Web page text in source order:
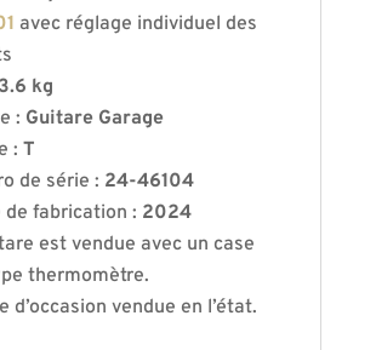
avec réglage individuel des
3.6 kg
: Guitare Garage
: T
de série : 24-46104
de fabrication : 2024
est vendue avec un case
thermomètre.
d’occasion vendue en l’état.